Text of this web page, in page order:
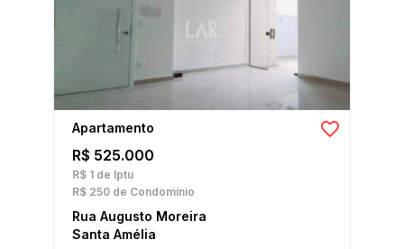
Apartamento
R$ 525.000
R$ 1 de Iptu
R$ 250 de Condomínio
Rua Augusto Moreira
Santa Amélia